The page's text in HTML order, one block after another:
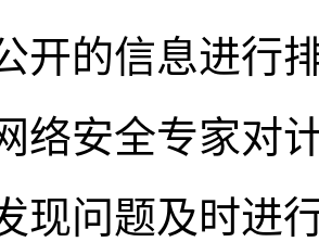
开的信息进行
络安全专家对
现问题及时进